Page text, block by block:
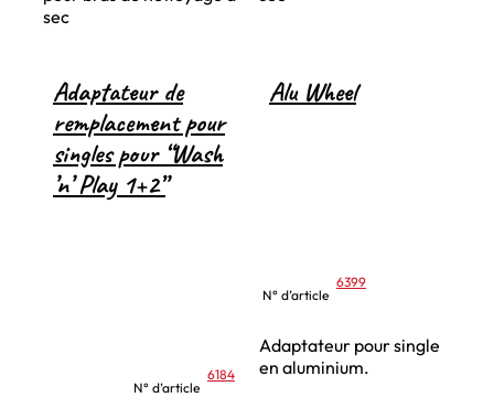
sec
Adaptateur de
remplacement pour
singles pour “Wash
’n’ Play 1+2”
N° d’article
6184
Alu Wheel
N° d’article
6399
Adaptateur pour single
en aluminium.